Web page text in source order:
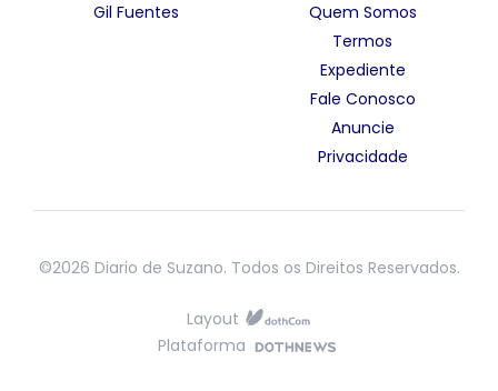
Gil Fuentes
Quem Somos
Termos
Expediente
Fale Conosco
Anuncie
Privacidade
©2026 Diario de Suzano. Todos os Direitos Reservados.
Layout
Plataforma